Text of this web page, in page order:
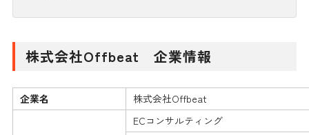
株式会社Offbeat 企業情報
企業名 株式会社Offbeat
ECコンサルティング